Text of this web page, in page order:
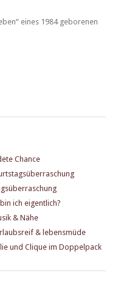
eines 1984 geborenen
Chance
ich eigentlich?
& Nähe
& lebensmüde
und Clique im Doppelpack